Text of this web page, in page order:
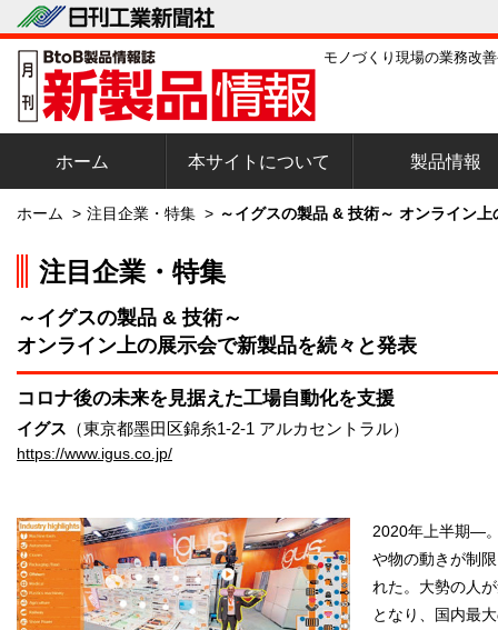
モノづくり現場の業務改
ホーム 本サイトについて 製品情報
ホーム > 注目企業・特集 > ～イグスの製品 & 技術～ オンライン
注目企業・特集
～イグスの製品 & 技術～
オンライン上の展示会で新製品を続々と発表
コロナ後の未来を見据えた工場自動化を支援
イグス （東京都墨田区錦糸1-2-1 アルカセントラル）
https://www.igus.co.jp/
2020年上半期―
や物の動きが制
れた。大勢の人
となり、国内最